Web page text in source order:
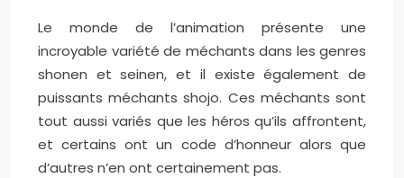
Le monde de l’animation présente une
incroyable variété de méchants dans les genres
shonen et seinen, et il existe également de
puissants méchants shojo. Ces méchants sont
tout aussi variés que les héros qu’ils affrontent,
et certains ont un code d’honneur alors que
d’autres n’en ont certainement pas.